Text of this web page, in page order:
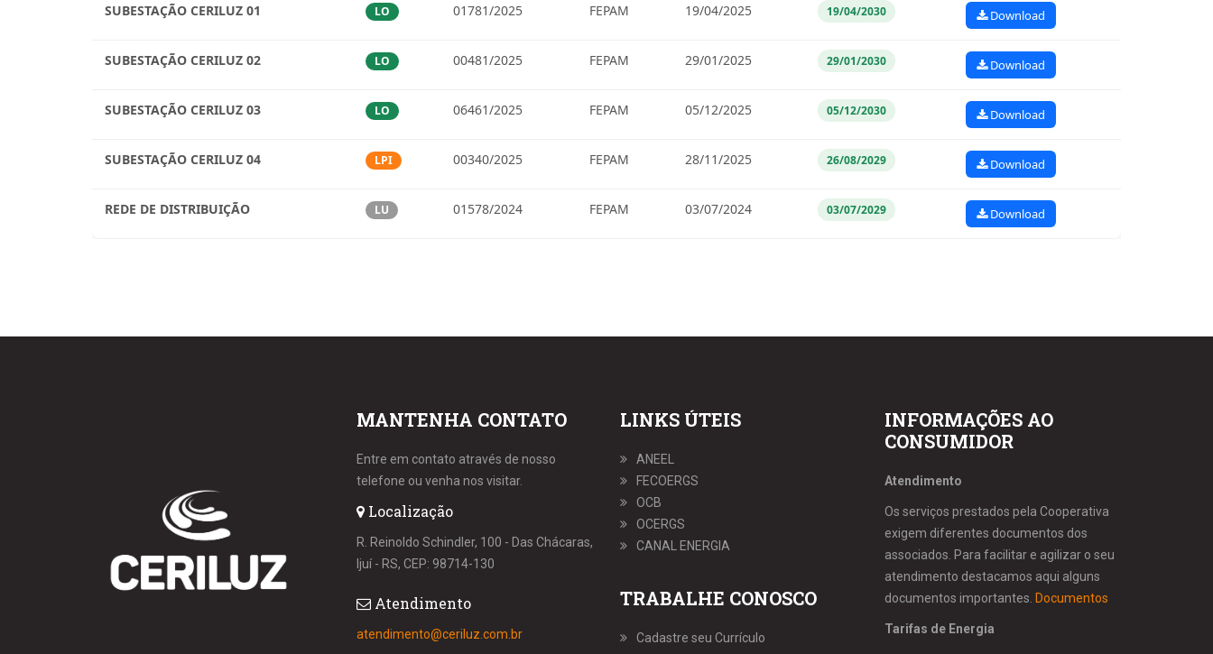
SUBESTAÇÃO CERILUZ 01 LO 01781/2025 FEPAM 19/04/2025 19/04/2030 Download
SUBESTAÇÃO CERILUZ 02 LO 00481/2025 FEPAM 29/01/2025 29/01/2030 Download
SUBESTAÇÃO CERILUZ 03 LO 06461/2025 FEPAM 05/12/2025 05/12/2030 Download
SUBESTAÇÃO CERILUZ 04 LPI 00340/2025 FEPAM 28/11/2025 26/08/2029 Download
REDE DE DISTRIBUIÇÃO LU 01578/2024 FEPAM 03/07/2024 03/07/2029 Download
MANTENHA CONTATO
Entre em contato através de nosso
telefone ou venha nos visitar.
Localização
R. Reinoldo Schindler, 100 - Das Chácaras,
Ijuí - RS, CEP: 98714-130
Atendimento
atendimento@ceriluz.com.br
LINKS ÚTEIS
ANEEL
FECOERGS
OCB
OCERGS
CANAL ENERGIA
TRABALHE CONOSCO
Cadastre seu Currículo
INFORMAÇÕES AO
CONSUMIDOR
Atendimento
Os serviços prestados pela Cooperativa
exigem diferentes documentos dos
associados. Para facilitar e agilizar o seu
atendimento destacamos aqui alguns
documentos importantes. Documentos
Tarifas de Energia